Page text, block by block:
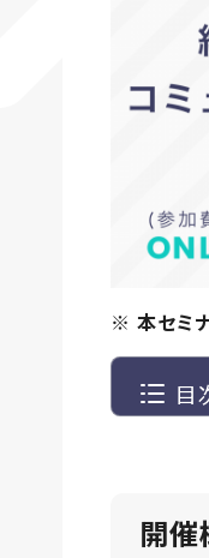
※ 本セミ
目
開催